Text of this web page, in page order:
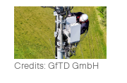
Credits: GfTD GmbH